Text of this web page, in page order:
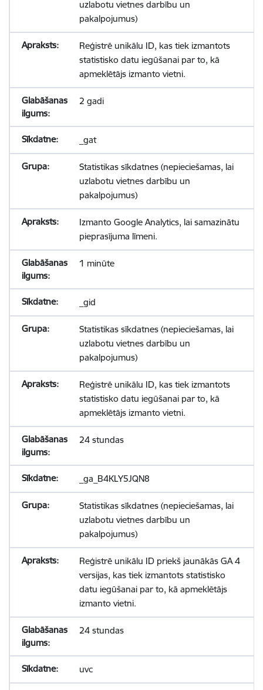
uzlabotu vietnes darbību un
pakalpojumus)
Reģistrē unikālu ID, kas tiek izmantots
statistisko datu iegūšanai par to, kā
apmeklētājs izmanto vietni.
2 gadi
_gat
Statistikas sīkdatnes (nepieciešamas, lai
uzlabotu vietnes darbību un
pakalpojumus)
Izmanto Google Analytics, lai samazinātu
pieprasījuma līmeni.
1 minūte
_gid
Statistikas sīkdatnes (nepieciešamas, lai
uzlabotu vietnes darbību un
pakalpojumus)
Reģistrē unikālu ID, kas tiek izmantots
statistisko datu iegūšanai par to, kā
apmeklētājs izmanto vietni.
24 stundas
_ga_B4KLY5JQN8
Statistikas sīkdatnes (nepieciešamas, lai
uzlabotu vietnes darbību un
pakalpojumus)
Reģistrē unikālu ID priekš jaunākās GA 4
versijas, kas tiek izmantots statistisko
datu iegūšanai par to, kā apmeklētājs
izmanto vietni.
24 stundas
uvc